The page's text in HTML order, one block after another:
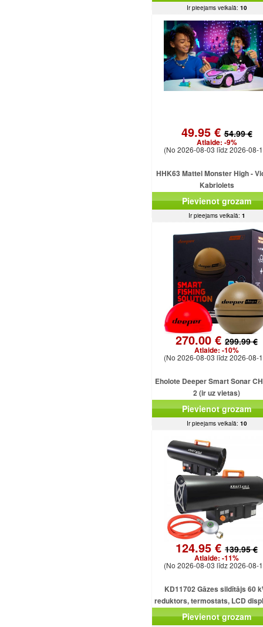
Ir pieejams veikalā: 10
49.95 €54.99 €
Atlaide: -9%
(No 2026-08-03 līdz 2026-08-
HHK63 Mattel Monster High -
Kabriolets
Pievienot grozam
Ir pieejams veikalā: 1
270.00 € 299.99 €
Atlaide: -10%
(No 2026-08-03 līdz 2026-08-
Eholote Deeper Smart Sonar
2 (ir uz vietas)
Pievienot grozam
Ir pieejams veikalā: 10
124.95 € 139.95 €
Atlaide: -11%
(No 2026-08-03 līdz 2026-08-
KD11702 Gāzes sildītājs 60
reduktors, termostats, LCD
gāzes šļūtene, ventilators
Pievienot grozam